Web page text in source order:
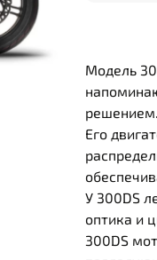
Модель
решением.
Его
У 300DS
оптика и
300DS